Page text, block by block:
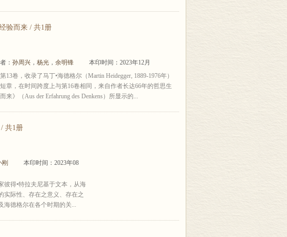
验而来 / 共1册
： 孙周兴 ， 杨光 ， 余明锋
本印时间：2023年12月
卷，收录了马丁•海德格尔（Martin Heidegger, 1889-1976年）
章，在时间跨度上与第16卷相同，来自作者长达66年的哲思生
》（Aus der Erfahrung des Denkens）所显示的...
共1册
本印时间：2023年08
彼得•特拉夫尼基于文本，从海
实际性、存在之意义、存在之
海德格尔在各个时期的关...